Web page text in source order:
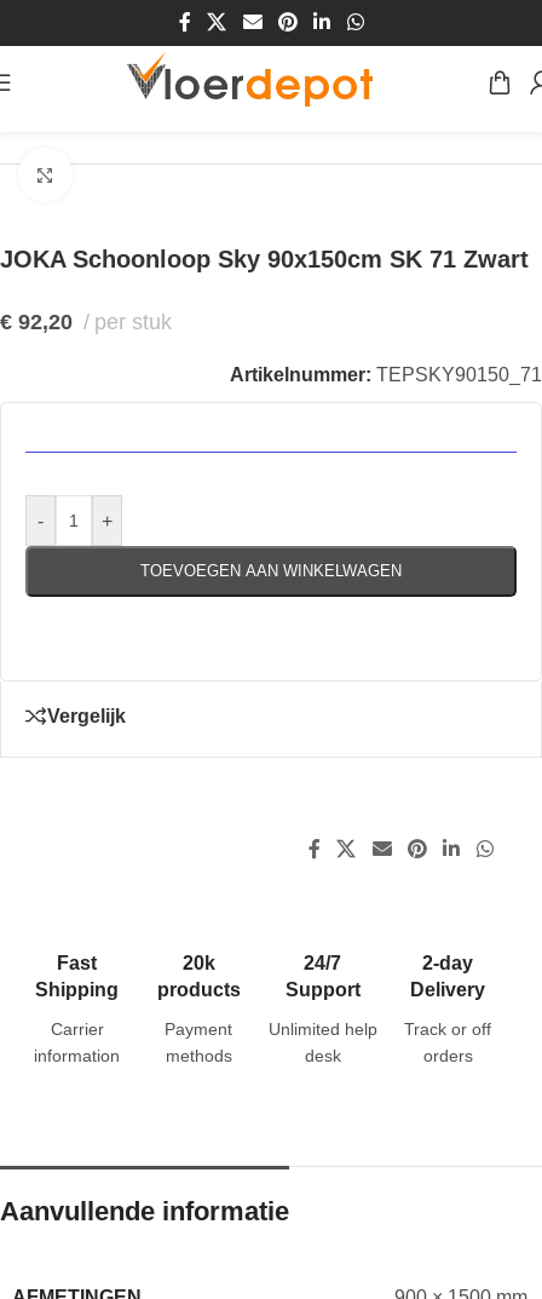
JOKA Schoonloop Sky 90x150cm SK 71 Zwart
€ 92,20 per stuk
Artikelnummer: TEPSKY90150_71
- +
TOEVOEGEN AAN WINKELWAGEN
Vergelijk
Fast
Shipping
Carrier
information
20k
products
Payment
methods
24/7
Support
Unlimited help
desk
2-day
Delivery
Track or off
orders
Aanvullende informatie